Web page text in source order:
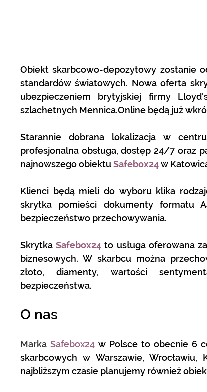
Obiekt skarbcowo-depozytowy zostanie
standardów światowych. Nowa oferta
ubezpieczeniem brytyjskiej firmy
szlachetnych Mennica.Online będą już
Starannie dobrana lokalizacja w
profesjonalna obsługa, dostęp 24/7 oraz
najnowszego obiektu Safebox24 w
Klienci będą mieli do wyboru klika
skrytka pomieści dokumenty formatu
bezpieczeństwo przechowywania.
Skrytka Safebox24 to usługa oferowana
biznesowych. W skarbcu można
złoto, diamenty, wartości
bezpieczeństwa.
O nas
Marka Safebox24 w Polsce to obecnie 6
skarbcowych w Warszawie,
najbliższym czasie planujemy również